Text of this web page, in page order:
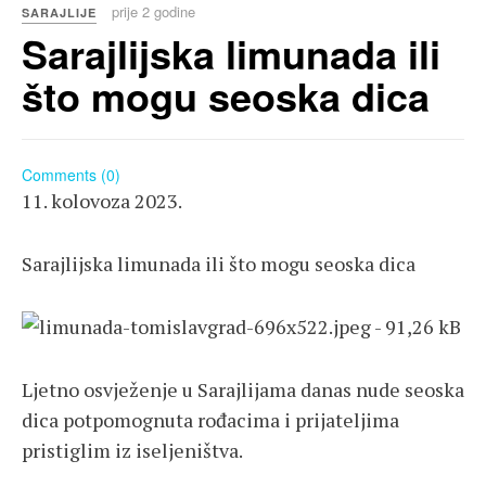
SARAJLIJE prije 2 godine
Sarajlijska limunada ili
što mogu seoska dica
Comments (0)
11. kolovoza 2023.
Sarajlijska limunada ili što mogu seoska dica
Ljetno osvježenje u Sarajlijama danas nude seoska
dica potpomognuta rođacima i prijateljima
pristiglim iz iseljeništva.